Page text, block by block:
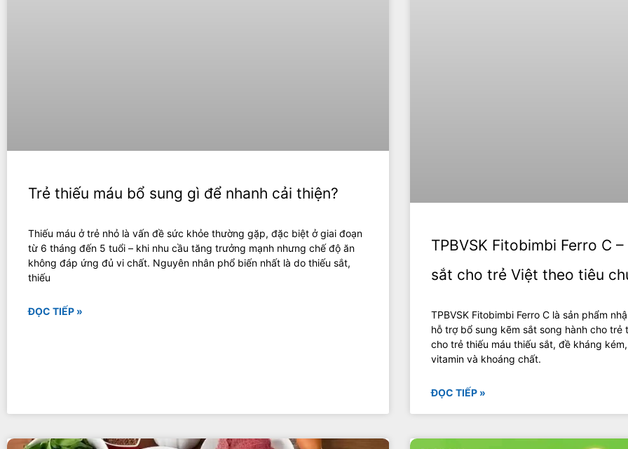
Trẻ thiếu máu bổ sung gì để nhanh cải thiện?
Thiếu máu ở trẻ nhỏ là vấn đề sức khỏe thường gặp, đặc biệt ở giai đoạn
từ 6 tháng đến 5 tuổi – khi nhu cầu tăng trưởng mạnh nhưng chế độ ăn
không đáp ứng đủ vi chất. Nguyên nhân phổ biến nhất là do thiếu sắt,
thiếu
ĐỌC TIẾP »
TPBVSK Fitobimbi Ferro C
sắt cho trẻ Việt theo tiêu
TPBVSK Fitobimbi Ferro C là sản phẩm
hỗ trợ bổ sung kẽm sắt song hành cho
cho trẻ thiếu máu thiếu sắt, đề kháng
vitamin và khoáng chất.
ĐỌC TIẾP »